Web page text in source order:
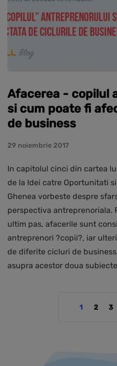
Afacerea - copilul
si cum poate fi
de business
29 noiembrie 2017
In capitolul cinci din cartea
de la Idei catre Oportunitati
Ghenea vorbeste despre
perspectiva antreprenoriala.
ultim pas, afacerile sunt
antreprenori ?copii?, iar
de diferite cicluri de
asupra acestor doua
1 2 3